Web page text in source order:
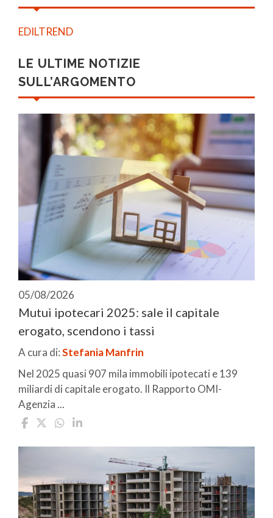
EDILTREND
LE ULTIME NOTIZIE
SULL’ARGOMENTO
05/08/2026
Mutui ipotecari 2025: sale il capitale
erogato, scendono i tassi
A cura di:Stefania Manfrin
Nel 2025 quasi 907 mila immobili ipotecati e 139
miliardi di capitale erogato. Il Rapporto OMI-
Agenzia ...